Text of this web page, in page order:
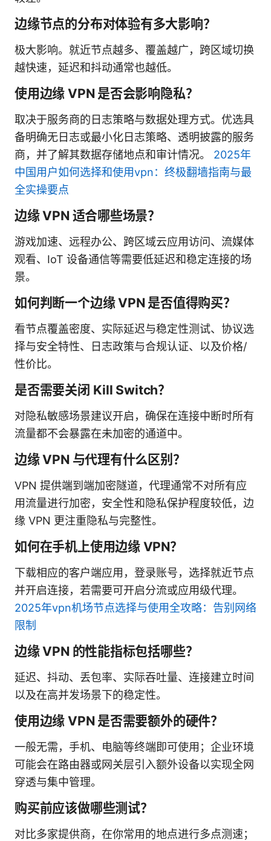
边缘节点的分布对体验有多大影响？
极大影响。就近节点越多、覆盖越广，跨区域切换
越快速，延迟和抖动通常也越低。
使用边缘 VPN 是否会影响隐私？
取决于服务商的日志策略与数据处理方式。优选具
备明确无日志或最小化日志策略、透明披露的服务
商，并了解其数据存储地点和审计情况。 2025年
中国用户如何选择和使用vpn：终极翻墙指南与最
全实操要点
边缘 VPN 适合哪些场景？
游戏加速、远程办公、跨区域云应用访问、流媒体
观看、IoT 设备通信等需要低延迟和稳定连接的场
景。
如何判断一个边缘 VPN 是否值得购买？
看节点覆盖密度、实际延迟与稳定性测试、协议选
择与安全特性、日志政策与合规认证、以及价格/
性价比。
是否需要关闭 Kill Switch？
对隐私敏感场景建议开启，确保在连接中断时所有
流量都不会暴露在未加密的通道中。
边缘 VPN 与代理有什么区别？
VPN 提供端到端加密隧道，代理通常不对所有应
用流量进行加密，安全性和隐私保护程度较低，边
缘 VPN 更注重隐私与完整性。
如何在手机上使用边缘 VPN？
下载相应的客户端应用，登录账号，选择就近节点
并开启连接，若需要可开启分流或应用级代理。
2025年vpn机场节点选择与使用全攻略：告别网络
限制
边缘 VPN 的性能指标包括哪些？
延迟、抖动、丢包率、实际吞吐量、连接建立时间
以及在高并发场景下的稳定性。
使用边缘 VPN 是否需要额外的硬件？
一般无需，手机、电脑等终端即可使用；企业环境
可能会在路由器或网关层引入额外设备以实现全网
穿透与集中管理。
购买前应该做哪些测试？
对比多家提供商，在你常用的地点进行多点测速；